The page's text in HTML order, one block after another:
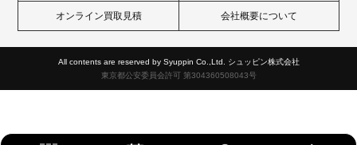
オンライン買取見積 会社概要について
All contents are reserved by Syuppin Co.,Ltd. シュッピン株式会社
東京都公安委員会許可 第304360508043号